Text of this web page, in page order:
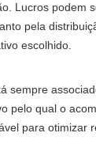
Lucros podem
pela
escolhido.
sempre
pelo qual o
para otimizar